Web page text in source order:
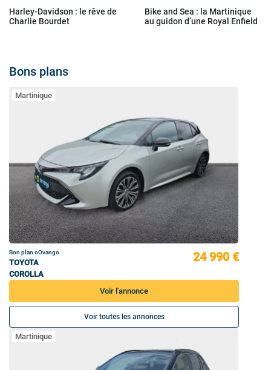
Harley-Davidson : le rêve de
Charlie Bourdet
Bike and Sea : la Martinique
au guidon d’une Royal Enfield
Bons plans
Martinique
Bon plan oOvango
TOYOTA
COROLLA
24 990 €
Voir l'annonce
Voir toutes les annonces
Martinique